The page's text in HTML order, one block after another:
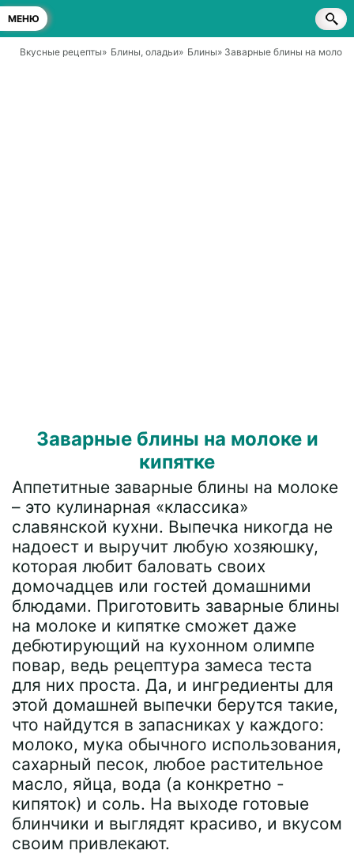
МЕНЮ
Вкусные рецепты» Блины, оладьи» Блины» Заварные блины на молоке
Заварные блины на молоке и
кипятке
Аппетитные заварные блины на молоке
– это кулинарная «классика»
славянской кухни. Выпечка никогда не
надоест и выручит любую хозяюшку,
которая любит баловать своих
домочадцев или гостей домашними
блюдами. Приготовить заварные блины
на молоке и кипятке сможет даже
дебютирующий на кухонном олимпе
повар, ведь рецептура замеса теста
для них проста. Да, и ингредиенты для
этой домашней выпечки берутся такие,
что найдутся в запасниках у каждого:
молоко, мука обычного использования,
сахарный песок, любое растительное
масло, яйца, вода (а конкретно -
кипяток) и соль. На выходе готовые
блинчики и выглядят красиво, и вкусом
своим привлекают.